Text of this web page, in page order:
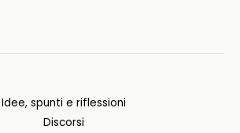
Idee, spunti e riflessioni
Discorsi